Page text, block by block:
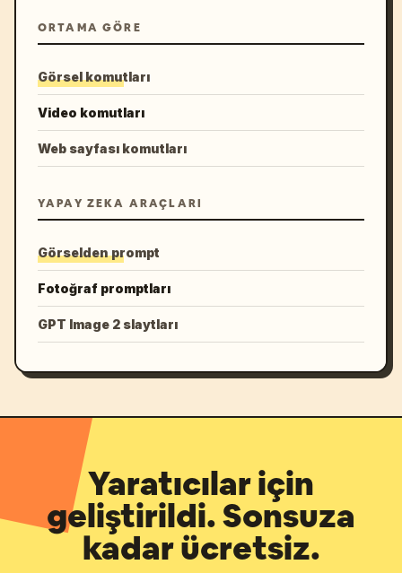
ORTAMA GÖRE
Görsel komutları
Video komutları
Web sayfası komutları
YAPAY ZEKA ARAÇLARI
Görselden prompt
Fotoğraf promptları
GPT Image 2 slaytları
Yaratıcılar için
geliştirildi. Sonsuza
kadar ücretsiz.